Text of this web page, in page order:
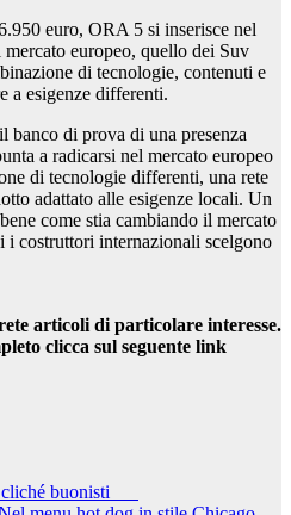
euro, ORA 5 si inserisce nel
europeo, quello dei Suv
di tecnologie, contenuti e
a esigenze differenti.
di prova di una presenza
a radicarsi nel mercato europeo
di tecnologie differenti, una rete
adattato alle esigenze locali. Un
come stia cambiando il mercato
i costruttori internazionali scelgono
articoli di particolare interesse.
clicca sul seguente link
i cliché buonisti